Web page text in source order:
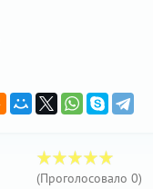
(Проголосовало 0)